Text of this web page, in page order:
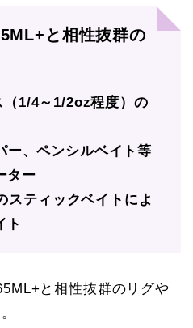
と相性抜群の
（1/4～1/2oz程度）の
ー、ペンシルベイト等
ター
スティックベイトによ
ト
と相性抜群のリグや